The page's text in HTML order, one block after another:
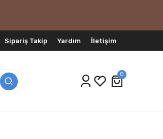
Sipariş Takip Yardım İletişim
0